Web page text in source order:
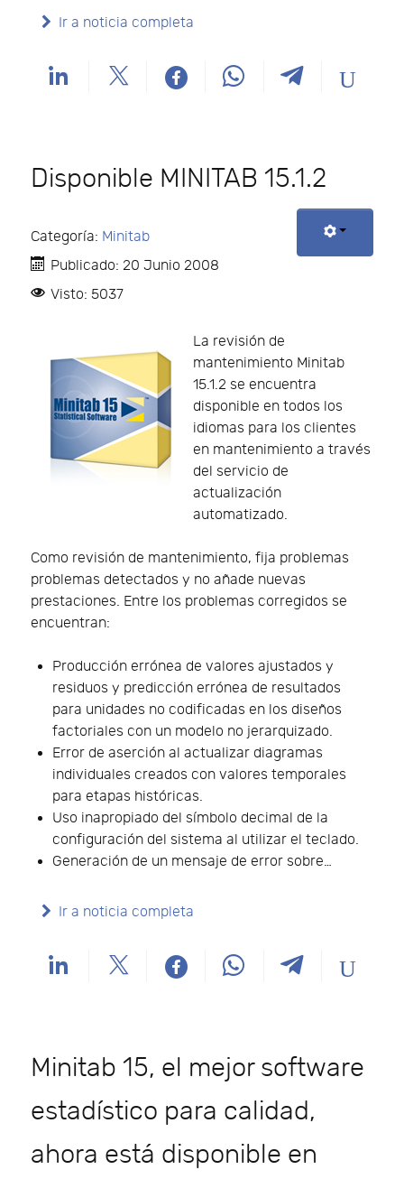
Ir a noticia completa
Disponible MINITAB 15.1.2
Categoría: Minitab
Publicado: 20 Junio 2008
Visto: 5037
La revisión de
mantenimiento Minitab
15.1.2 se encuentra
disponible en todos los
idiomas para los clientes
en mantenimiento a través
del servicio de
actualización
automatizado.
Como revisión de mantenimiento, fija problemas
problemas detectados y no añade nuevas
prestaciones. Entre los problemas corregidos se
encuentran:
Producción errónea de valores ajustados y
residuos y predicción errónea de resultados
para unidades no codificadas en los diseños
factoriales con un modelo no jerarquizado.
Error de aserción al actualizar diagramas
individuales creados con valores temporales
para etapas históricas.
Uso inapropiado del símbolo decimal de la
configuración del sistema al utilizar el teclado.
Generación de un mensaje de error sobre…
Ir a noticia completa
Minitab 15, el mejor software
estadístico para calidad,
ahora está disponible en